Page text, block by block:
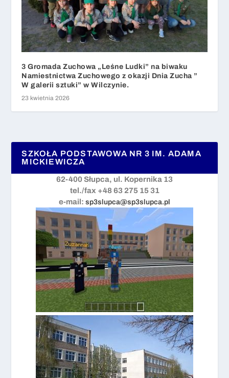
3 Gromada Zuchowa „Leśne Ludki” na biwaku
Namiestnictwa Zuchowego z okazji Dnia Zucha ”
W galerii sztuki” w Wilczynie.
23 kwietnia 2026
SZKOŁA PODSTAWOWA NR 3 IM. ADAMA
MICKIEWICZA
62-400 Słupca, ul. Kopernika 13
tel./fax +48 63 275 15 31
e-mail: sp3slupca@sp3slupca.pl